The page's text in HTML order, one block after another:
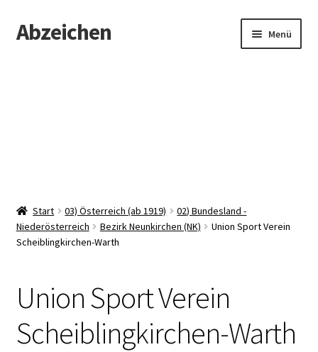
Zur
Navigation
Zum
Inhalt
Abzeichen Menü
Start 03) Österreich (ab 1919)
02) Bundesland -
Niederösterreich
Bezirk Neunkirchen (NK)
Union Sport Verein
Scheiblingkirchen-Warth
Union Sport Verein
Scheiblingkirchen-Warth